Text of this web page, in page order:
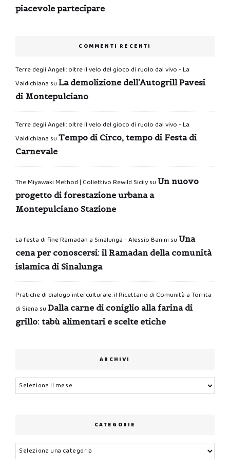
piacevole partecipare
COMMENTI RECENTI
Terre degli Angeli: oltre il velo del gioco di ruolo dal vivo - La
Valdichiana su La demolizione dell’Autogrill Pavesi
di Montepulciano
Terre degli Angeli: oltre il velo del gioco di ruolo dal vivo - La
Valdichiana su Tempo di Circo, tempo di Festa di
Carnevale
The Miyawaki Method | Collettivo Rewild Sicilysu Un nuovo
progetto di forestazione urbana a
Montepulciano Stazione
La festa di fine Ramadan a Sinalunga - Alessio Banini su Una
cena per conoscersi: il Ramadan della comunità
islamica di Sinalunga
Pratiche di dialogo interculturale: il Ricettario di Comunità a Torrita
di Siena su Dalla carne di coniglio alla farina di
grillo: tabù alimentari e scelte etiche
ARCHIVI
Archivi
CATEGORIE
Categorie